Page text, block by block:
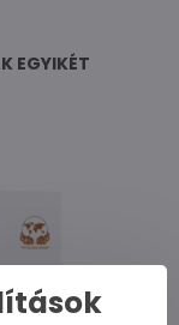
EGYIKÉT